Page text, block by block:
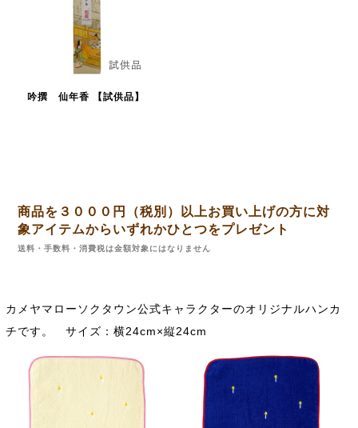
吟撰 仙年香 【試供品】
商品を３０００円（税別）以上お買い上げの方に対
象アイテムからいずれかひとつをプレゼント
送料・手数料・消費税は金額対象にはなりません
カメヤマローソクタウン公式キャラクターのオリジナルハンカ
チです。 サイズ：横24cm×縦24cm